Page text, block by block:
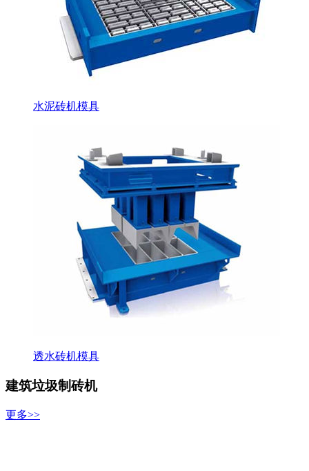
水泥砖机模具
透水砖机模具
建筑垃圾制砖机
更多>>